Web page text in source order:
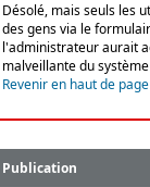
Désolé, mais seuls les
des gens via le
l'administrateur aurait
malveillante du
Revenir en haut de page
Publication